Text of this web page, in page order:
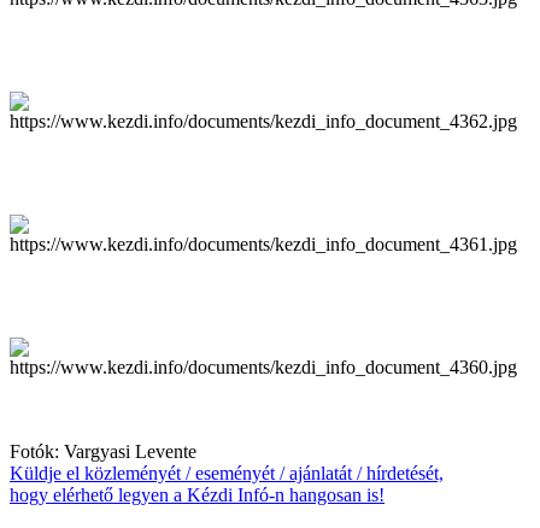
Fotók: Vargyasi Levente
Küldje el közleményét / eseményét / ajánlatát / hírdetését,
hogy elérhető legyen a Kézdi Infó-n hangosan is!